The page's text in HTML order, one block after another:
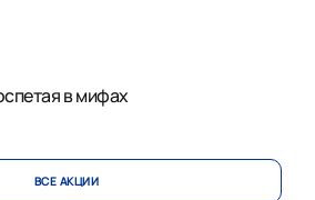
в мифах
ВСЕ АКЦИИ